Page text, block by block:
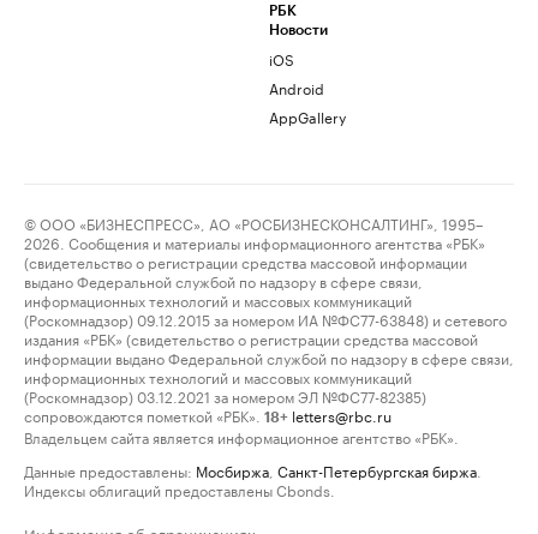
РБК
Новости
iOS
Android
AppGallery
© ООО «БИЗНЕСПРЕСС», АО «РОСБИЗНЕСКОНСАЛТИНГ», 1995–
2026. Сообщения и материалы информационного агентства «РБК»
(свидетельство о регистрации средства массовой информации
выдано Федеральной службой по надзору в сфере связи,
информационных технологий и массовых коммуникаций
(Роскомнадзор) 09.12.2015 за номером ИА №ФС77-63848) и сетевого
издания «РБК» (свидетельство о регистрации средства массовой
информации выдано Федеральной службой по надзору в сфере связи,
информационных технологий и массовых коммуникаций
(Роскомнадзор) 03.12.2021 за номером ЭЛ №ФС77-82385)
сопровождаются пометкой «РБК».
18+ letters@rbc.ru
Владельцем сайта является информационное агентство «РБК».
Данные предоставлены: Мосбиржа Санкт-Петербургская биржа
Индексы облигаций предоставлены Cbonds.